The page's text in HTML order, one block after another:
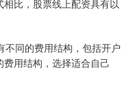
比，股票线上配资具有以
不同的费用结构，包括开户
用结构，选择适合自己